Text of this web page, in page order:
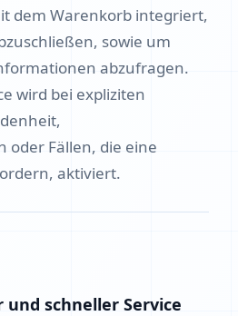
dem Warenkorb integriert,
sowie um
abzufragen.
wird bei expliziten
oder Fällen, die eine
aktiviert.
schneller Service